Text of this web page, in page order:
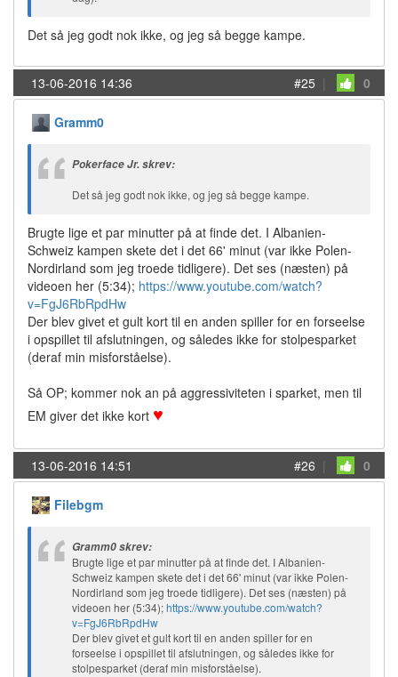
Det så jeg godt nok ikke, og jeg så begge kampe.
13-06-2016 14:36 #25 | 0
Gramm0
Pokerface Jr. skrev:
Det så jeg godt nok ikke, og jeg så begge kampe.
Brugte lige et par minutter på at finde det. I Albanien-
Schweiz kampen skete det i det 66' minut (var ikke Polen-
Nordirland som jeg troede tidligere). Det ses (næsten) på
videoen her (5:34); https://www.youtube.com/watch?
v=FgJ6RbRpdHw
Der blev givet et gult kort til en anden spiller for en forseelse
i opspillet til afslutningen, og således ikke for stolpesparket
(deraf min misforståelse).
Så OP; kommer nok an på aggressiviteten i sparket, men til
EM giver det ikke kort ♥
13-06-2016 14:51 #26 | 0
Filebgm
Gramm0 skrev:
Brugte lige et par minutter på at finde det. I Albanien-
Schweiz kampen skete det i det 66' minut (var ikke Polen-
Nordirland som jeg troede tidligere). Det ses (næsten) på
videoen her (5:34);https://www.youtube.com/watch?
v=FgJ6RbRpdHw
Der blev givet et gult kort til en anden spiller for en
forseelse i opspillet til afslutningen, og således ikke for
stolpesparket (deraf min misforståelse).